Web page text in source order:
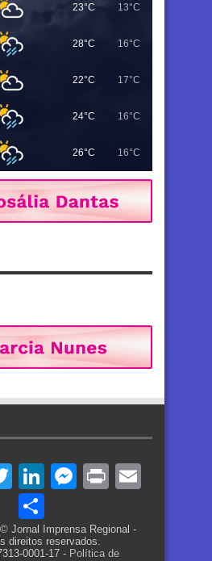
23°C 13°C
28°C 16°C
22°C 17°C
24°C 16°C
26°C 16°C
TwitterLinkedIn
Messenger
Print
Jornal Imprensa Regional -
direitos reservados.
0001-17 - Política de